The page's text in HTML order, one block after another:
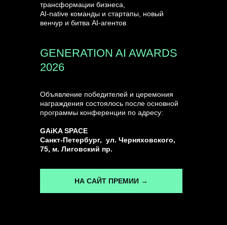
Объявление победителей и церемония
награждения состоялось после основной
программы конференции по адресу:
GAiKA SPACE
Санкт-Петербург, ул. Черняховского,
75, м. Лиговский пр.
GENERATION AI AWARDS
2026
трансформации бизнеса,
AI-native команды и стартапы, новый
венчур и битва AI-агентов
НА САЙТ ПРЕМИИ →